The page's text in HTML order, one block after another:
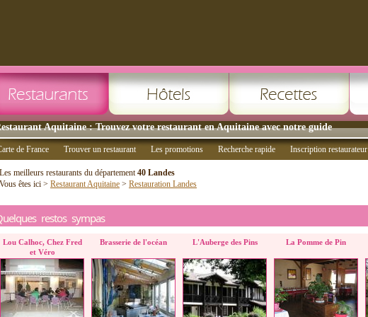
Aquitaine : Trouvez votre restaurant en Aquitaine avec notre guide
de France Trouver un restaurant Les promotions Recherche rapide Inscription restaurateur
Les meilleurs restaurants du département40 Landes
Vous êtes ici > Restaurant Aquitaine > Restauration Landes
restos sympas
Lou Calhoc, Chez Fred
et Véro
Brasserie de l'océan L'Auberge des Pins La Pomme de Pin